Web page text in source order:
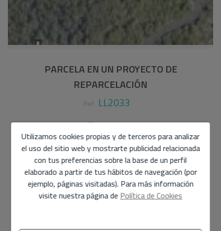
PARCELA EN UN PROYECTO DE
REPARCELACIÓN
Ref. LL2033
108.000 €
1.000 m2
ParcelaenJávea - Costa Nova
Terreno urbano de 1.000 m² ubicado en un proyecto de
Utilizamos cookies propias y de terceros para analizar
el uso del sitio web y mostrarte publicidad relacionada
con tus preferencias sobre la base de un perfil
elaborado a partir de tus hábitos de navegación (por
ejemplo, páginas visitadas). Para más información
visite nuestra página de Política de Cookies